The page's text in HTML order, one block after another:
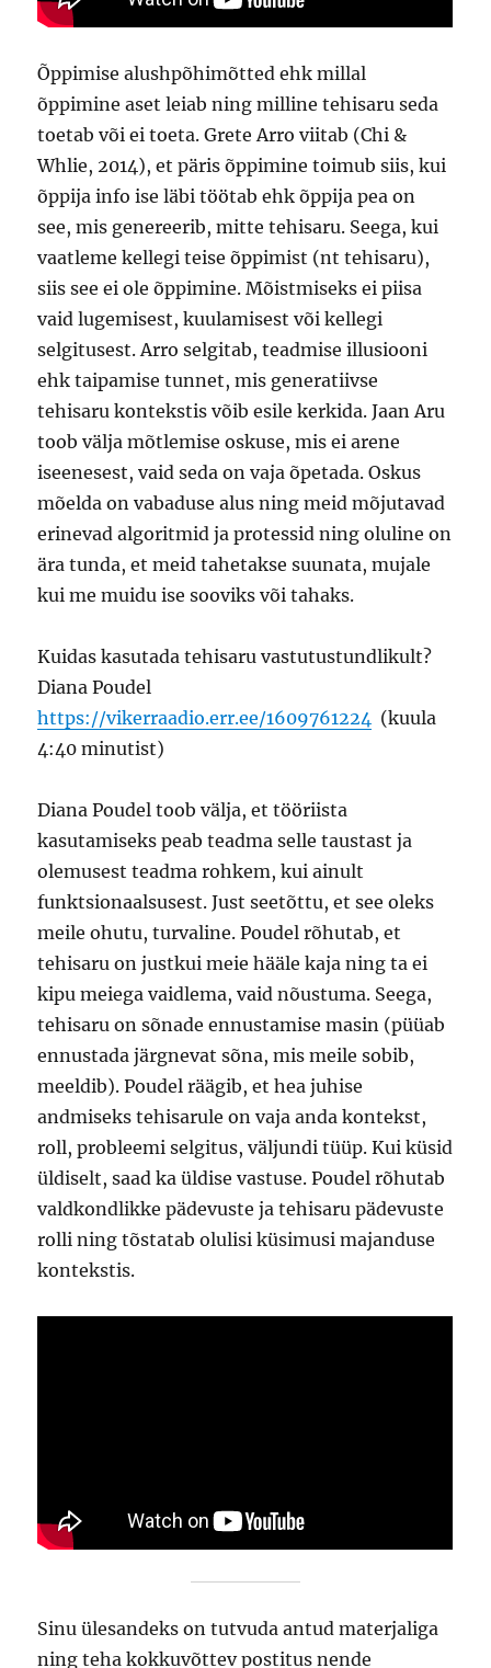
Õppimise alushpõhimõtted ehk millal
õppimine aset leiab ning milline tehisaru seda
toetab või ei toeta. Grete Arro viitab (Chi &
Whlie, 2014), et päris õppimine toimub siis, kui
õppija info ise läbi töötab ehk õppija pea on
see, mis genereerib, mitte tehisaru. Seega, kui
vaatleme kellegi teise õppimist (nt tehisaru),
siis see ei ole õppimine. Mõistmiseks ei piisa
vaid lugemisest, kuulamisest või kellegi
selgitusest. Arro selgitab, teadmise illusiooni
ehk taipamise tunnet, mis generatiivse
tehisaru kontekstis võib esile kerkida. Jaan Aru
toob välja mõtlemise oskuse, mis ei arene
iseenesest, vaid seda on vaja õpetada. Oskus
mõelda on vabaduse alus ning meid mõjutavad
erinevad algoritmid ja protessid ning oluline on
ära tunda, et meid tahetakse suunata, mujale
kui me muidu ise sooviks või tahaks.
Kuidas kasutada tehisaru vastutustundlikult?
Diana Poudel
https://vikerraadio.err.ee/1609761224 (kuula
4:40 minutist)
Diana Poudel toob välja, et tööriista
kasutamiseks peab teadma selle taustast ja
olemusest teadma rohkem, kui ainult
funktsionaalsusest. Just seetõttu, et see oleks
meile ohutu, turvaline. Poudel rõhutab, et
tehisaru on justkui meie hääle kaja ning ta ei
kipu meiega vaidlema, vaid nõustuma. Seega,
tehisaru on sõnade ennustamise masin (püüab
ennustada järgnevat sõna, mis meile sobib,
meeldib). Poudel räägib, et hea juhise
andmiseks tehisarule on vaja anda kontekst,
roll, probleemi selgitus, väljundi tüüp. Kui küsid
üldiselt, saad ka üldise vastuse. Poudel rõhutab
valdkondlikke pädevuste ja tehisaru pädevuste
rolli ning tõstatab olulisi küsimusi majanduse
kontekstis.
Sinu ülesandeks on tutvuda antud materjaliga
ning teha kokkuvõttev postitus nende